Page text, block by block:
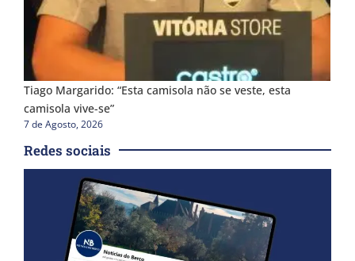
Tiago Margarido: “Esta camisola não se veste, esta
camisola vive-se”
7 de Agosto, 2026
Redes sociais